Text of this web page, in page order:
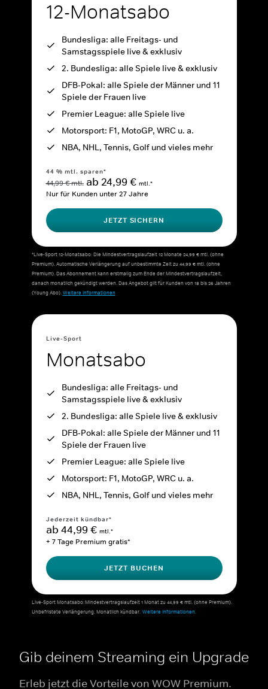
12-Monatsabo
Bundesliga: alle Freitags- und
Samstagsspiele live & exklusiv
2. Bundesliga: alle Spiele live & exklusiv
DFB-Pokal: alle Spiele der Männer und 11
Spiele der Frauen live
Premier League: alle Spiele live
Motorsport: F1, MotoGP, WRC u. a.
NBA, NHL, Tennis, Golf und vieles mehr
44 % mtl. sparen*
44,99 € mtl. ab 24,99 € mtl.*
Nur für Kunden unter 27 Jahre
JETZT SICHERN
*Live-Sport 12-Monatsabo: Die Mindestvertragslaufzeit 12 Monate 24,99 € mtl. (ohne
Premium). Automatische Verlängerung auf unbestimmte Zeit zu 44,99 € mtl. (ohne
Premium). Das Abonnement kann erstmalig zum Ende der Mindestvertragslaufzeit,
danach monatlich gekündigt werden. Das Angebot gilt für Kunden von 18 bis 26 Jahren
(Young Abo).Weitere Informationen
Live-Sport
Monatsabo
Bundesliga: alle Freitags- und
Samstagsspiele live & exklusiv
2. Bundesliga: alle Spiele live & exklusiv
DFB-Pokal: alle Spiele der Männer und 11
Spiele der Frauen live
Premier League: alle Spiele live
Motorsport: F1, MotoGP, WRC u. a.
NBA, NHL, Tennis, Golf und vieles mehr
Jederzeit kündbar*
ab 44,99 € mtl.*
+ 7 Tage Premium gratis*
JETZT BUCHEN
Live-Sport Monatsabo: Mindestvertragslaufzeit 1 Monat zu 44,99 € mtl. (ohne Premium).
Unbefristete Verlängerung. Monatlich kündbar. Weitere Informationen.
Gib deinem Streaming ein Upgrade
Erleb jetzt die Vorteile von WOW Premium.